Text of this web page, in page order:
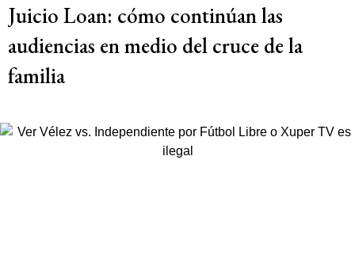
Juicio Loan: cómo continúan las
audiencias en medio del cruce de la
familia